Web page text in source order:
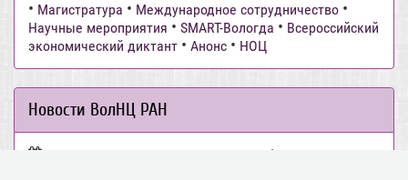
• Магистратура • Международное сотрудничество •
Научные мероприятия • SMART-Вологда • Всероссийский
экономический диктант • Анонс • НОЦ
Новости ВолНЦ РАН
Директор ВолНЦ РАН д.э.н. А.А. Шабунова приняла